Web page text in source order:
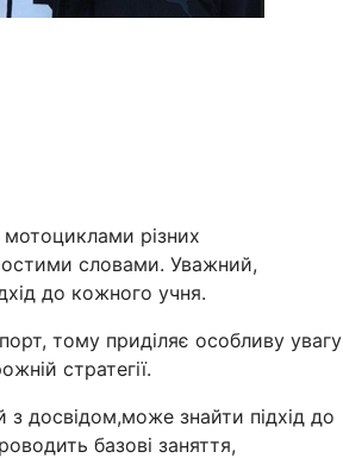
різних
словами. Уважний,
до кожного учня.
тому приділяє особливу увагу
стратегії.
з досвідом,може знайти підхід до
базові заняття,